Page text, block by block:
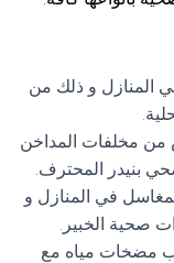
المنازل و ذلك من
من مخلفات المداخن
بنيدر المحترف.
في المنازل و
صحية الخبير.
مضخات مياه مع